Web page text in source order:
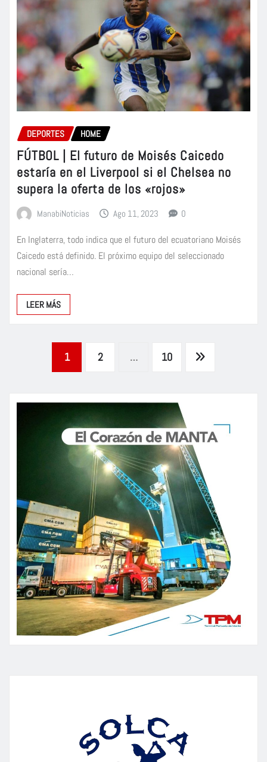
DEPORTES HOME
FÚTBOL | El futuro de Moisés Caicedo
estaría en el Liverpool si el Chelsea no
supera la oferta de los «rojos»
ManabiNoticias Ago 11, 2023 0
En Inglaterra, todo indica que el futuro del ecuatoriano Moisés
Caicedo está definido. El próximo equipo del seleccionado
nacional sería…
LEER MÁS
Paginación
de
entradas
1 2 … 10